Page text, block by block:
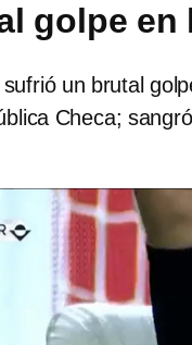
golpe en
un brutal
Checa;